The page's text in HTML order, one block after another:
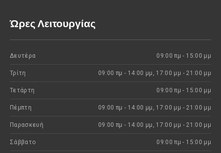
Ώρες Λειτουργίας
Δευτέρα 09:00 πμ - 15:00 μμ
Τρίτη 09:00 πμ - 14:00 μμ, 17:00 μμ - 21:00 μμ
Τετάρτη 09:00 πμ - 15:00 μμ
Πέμπτη 09:00 πμ - 14:00 μμ, 17:00 μμ - 21:00 μμ
Παρασκευή 09:00 πμ - 14:00 μμ, 17:00 μμ - 21:00 μμ
Σάββατο 09:00 πμ - 15:00 μμ